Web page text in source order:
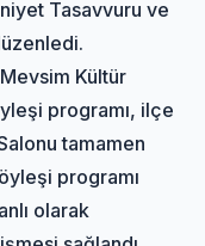
Tasavvuru ve
Kültür
programı, ilçe
tamamen
programı
olarak